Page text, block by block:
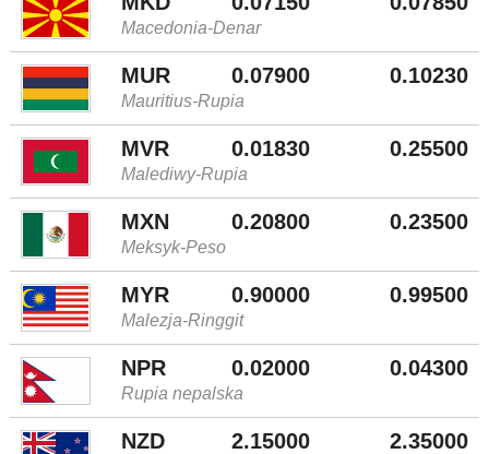
Macedonia-Denar
MUR 0.07900 0.10230
Mauritius-Rupia
MVR 0.01830 0.25500
Malediwy-Rupia
MXN 0.20800 0.23500
Meksyk-Peso
MYR 0.90000 0.99500
Malezja-Ringgit
NPR 0.02000 0.04300
Rupia nepalska
NZD 2.15000 2.35000